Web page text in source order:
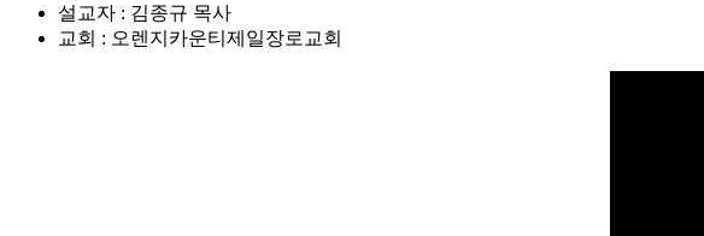
설교자 : 김종규 목사
교회 : 오렌지카운티제일장로교회